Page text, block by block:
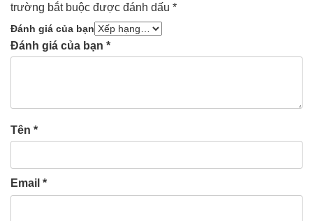
trường bắt buộc được đánh dấu *
Đánh giá của bạn
Đánh giá của bạn *
Tên *
Email *